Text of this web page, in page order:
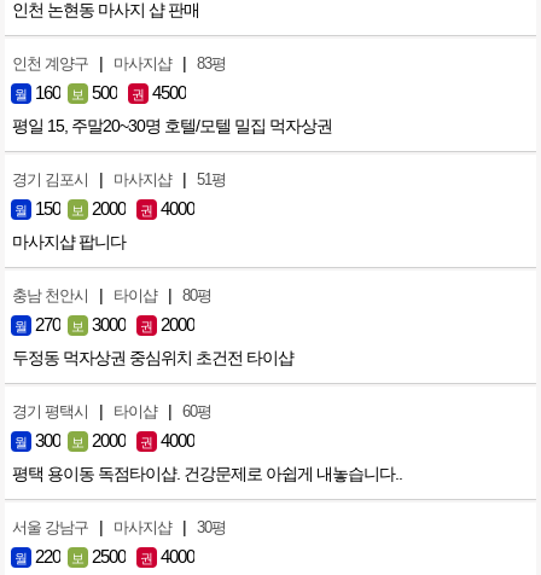
인천 논현동 마사지 샵 판매
인천 계양구 | 마사지샵 | 83평
월 160 보 500 권 4500
평일 15, 주말20~30명 호텔/모텔 밀집 먹자상권
경기 김포시 | 마사지샵 | 51평
월 150 보 2000 권 4000
마사지샵 팝니다
충남 천안시 | 타이샵 | 80평
월 270 보 3000 권 2000
두정동 먹자상권 중심위치 초건전 타이샵
경기 평택시 | 타이샵 | 60평
월 300 보 2000 권 4000
평택 용이동 독점타이샵. 건강문제로 아쉽게 내놓습니다..
서울 강남구 | 마사지샵 | 30평
월 220 보 2500 권 4000